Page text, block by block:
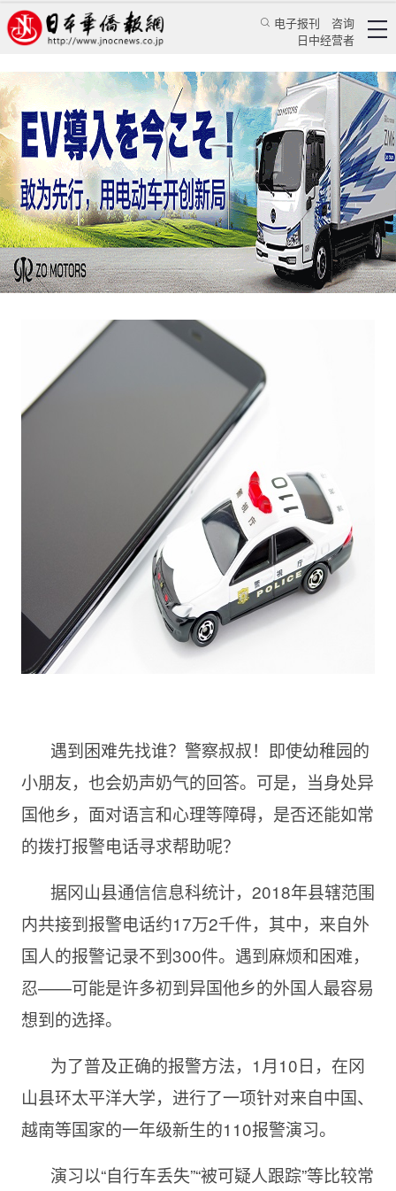
电子报刊
咨询
日中经营者
让外国留学生安心生活 日本警察手把手教你打
110
王亚囡 华人新闻 留学生活
日本新华侨报 2020/1/24 09:57:12
遇到困难先找谁？警察叔叔！即使幼稚园的
小朋友，也会奶声奶气的回答。可是，当身处异
国他乡，面对语言和心理等障碍，是否还能如常
的拨打报警电话寻求帮助呢？
据冈山县通信信息科统计， 2018年县辖范围
内共接到报警电话约17万2千件，其中，来自外
国人的报警记录不到300件。遇到麻烦和困难，
忍——可能是许多初到异国他乡的外国人最容易
想到的选择。
为了普及正确的报警方法， 1月10日，在冈
山县环太平洋大学，进行了一项针对来自中国、
越南等国家的一年级新生的110报警演习。
演习以“自行车丢失”“被可疑人跟踪”等比较常